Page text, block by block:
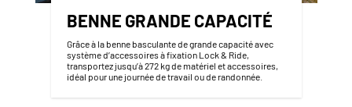
BENNE GRANDE CAPACITÉ
Grâce à la benne basculante de grande capacité avec
système d’accessoires à fixation Lock & Ride,
transportez jusqu’à 272 kg de matériel et accessoires,
idéal pour une journée de travail ou de randonnée.